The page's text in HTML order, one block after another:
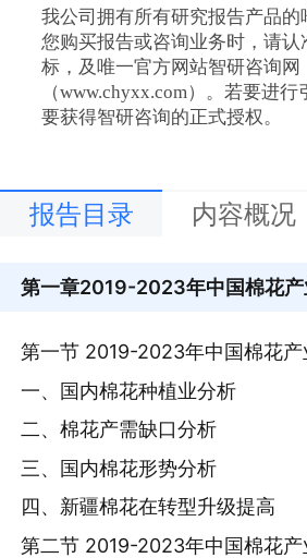
我公司拥有所有研究报告产品的
您购买报告或咨询业务时，请认
标，及唯一官方网站智研咨询网
（www.chyxx.com）。若要进
要获得智研咨询的正式授权。
报告目录 内容概况
第一章2019-2023年中国棉花产
第一节 2019-2023年中国棉花产
一、国内棉花种植业分析
二、棉花产需缺口分析
三、国内棉花形势分析
四、新疆棉花在转型升级提高
第二节 2019-2023年中国棉花